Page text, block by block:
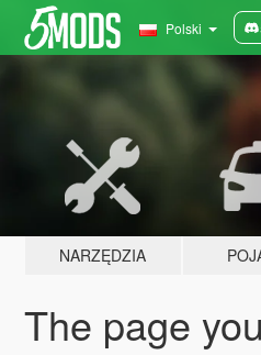
Polski
NARZĘDZIA
The page